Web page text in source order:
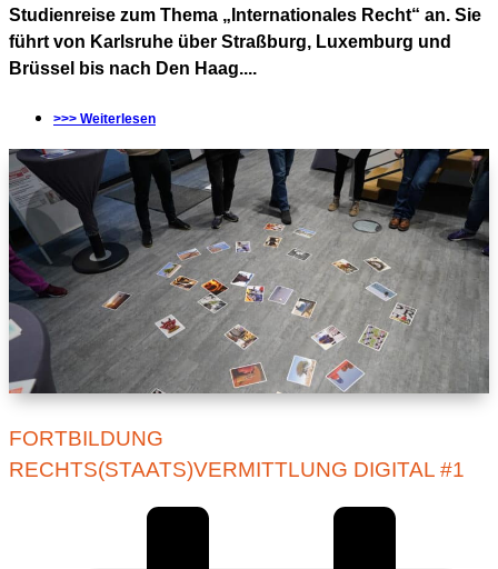
Studienreise zum Thema „Internationales Recht“ an. Sie
führt von Karlsruhe über Straßburg, Luxemburg und
Brüssel bis nach Den Haag....
>>> Weiterlesen
FORTBILDUNG
RECHTS(STAATS)VERMITTLUNG DIGITAL #1